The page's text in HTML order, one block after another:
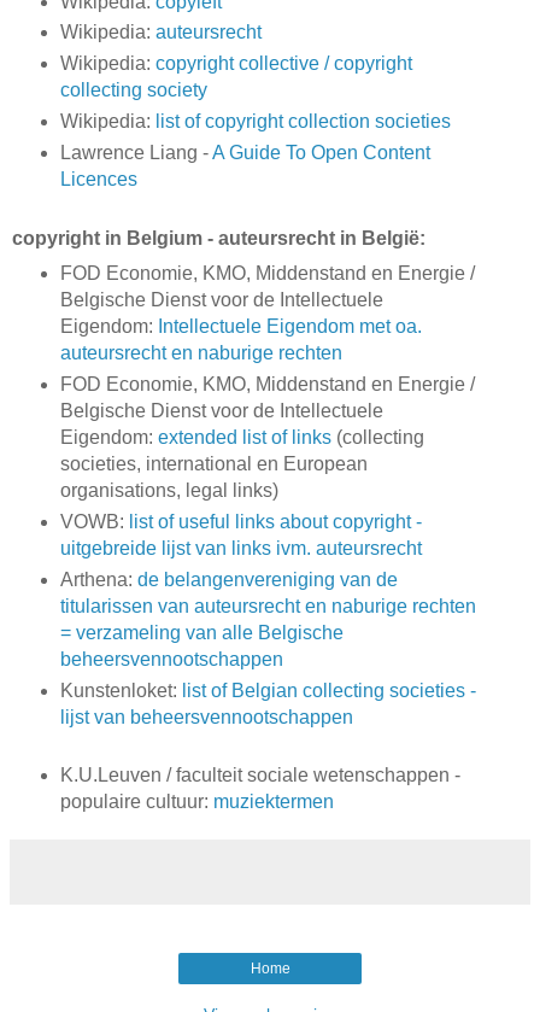
Wikipedia: auteursrecht
Wikipedia: copyright collective / copyright
collecting society
Wikipedia: list of copyright collection societies
Lawrence Liang -A Guide To Open Content
Licences
copyright in Belgium - auteursrecht in België:
FOD Economie, KMO, Middenstand en Energie /
Belgische Dienst voor de Intellectuele
Eigendom: Intellectuele Eigendom met oa.
auteursrecht en naburige rechten
FOD Economie, KMO, Middenstand en Energie /
Belgische Dienst voor de Intellectuele
Eigendom: extended list of links(collecting
societies, international en European
organisations, legal links)
VOWB: list of useful links about copyright -
uitgebreide lijst van links ivm. auteursrecht
Arthena: de belangenvereniging van de
titularissen van auteursrecht en naburige rechten
= verzameling van alle Belgische
beheersvennootschappen
Kunstenloket: list of Belgian collecting societies -
lijst van beheersvennootschappen
K.U.Leuven / faculteit sociale wetenschappen -
populaire cultuur: muziektermen
Home